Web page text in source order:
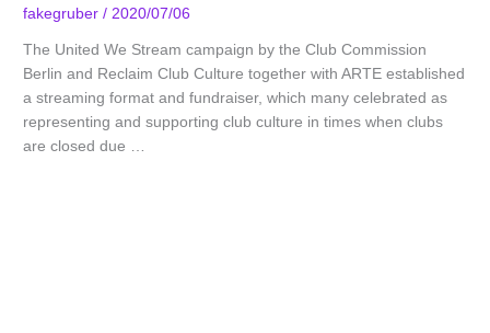
fakegruber/ 2020/07/06
The United We Stream campaign by the Club Commission
Berlin and Reclaim Club Culture together with ARTE established
a streaming format and fundraiser, which many celebrated as
representing and supporting club culture in times when clubs
are closed due …